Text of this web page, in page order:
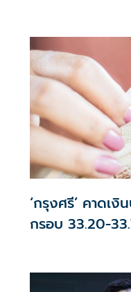
‘กรุงศรี’ คาดเ
กรอบ 33.20-